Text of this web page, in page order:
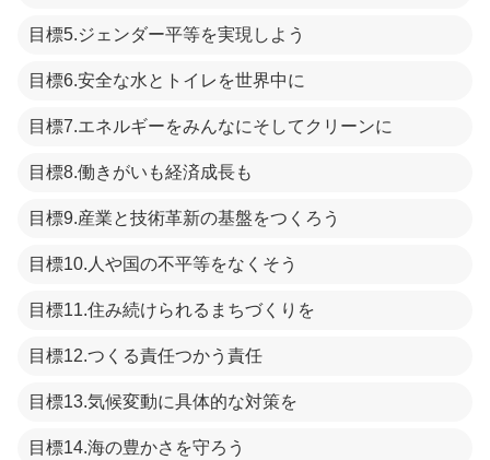
目標5.ジェンダー平等を実現しよう
目標6.安全な水とトイレを世界中に
目標7.エネルギーをみんなにそしてクリーンに
目標8.働きがいも経済成長も
目標9.産業と技術革新の基盤をつくろう
目標10.人や国の不平等をなくそう
目標11.住み続けられるまちづくりを
目標12.つくる責任つかう責任
目標13.気候変動に具体的な対策を
目標14.海の豊かさを守ろう